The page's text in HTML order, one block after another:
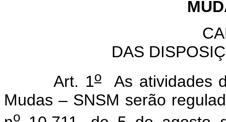
DAS
Art. 1o
As atividades
Mudas – SNSM serão
o